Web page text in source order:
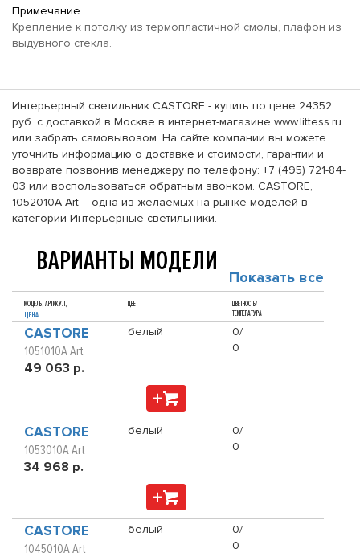
Примечание
Крепление к потолку из термопластичной смолы, плафон из
выдувного стекла.
Интерьерный светильник CASTORE - купить по цене 24352
руб. с доставкой в Москве в интернет-магазине www.littess.ru
или забрать самовывозом. На сайте компании вы можете
уточнить информацию о доставке и стоимости, гарантии и
возврате позвонив менеджеру по телефону: +7 (495) 721-84-
03 или воспользоваться обратным звонком. CASTORE,
1052010A Art – одна из желаемых на рынке моделей в
категории Интерьерные светильники.
ВАРИАНТЫ МОДЕЛИ Показать все
МОДЕЛЬ, АРТИКУЛ,
ЦЕНА
ЦВЕТ
ЦВЕТНОСТЬ/
ТЕМПЕРАТУРА
CASTORE
1051010A Art
49 063 р.
белый
0/
0
CASTORE
1053010A Art
34 968 р.
белый
0/
0
CASTORE
1045010A Art
белый
0/
0